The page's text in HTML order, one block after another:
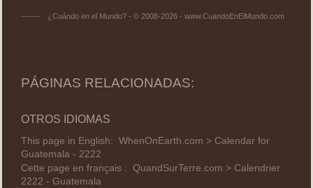
¿Cuándo en el Mundo? - © 2008-2026 - www.CuandoEnElMundo.com
PÁGINAS RELACIONADAS:
OTROS IDIOMAS
This page in English: WhenOnEarth.com > Calendar for
Guatemala - 2222
Cette page en français : QuandSurTerre.com > Calendrier
2222 - Guatemala